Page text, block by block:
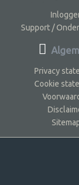
Support /
Privacy
Cookie